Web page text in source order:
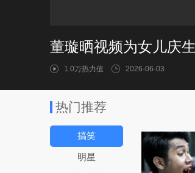
1.0万热力值 2026-06-03
热门推荐
搞笑
明星